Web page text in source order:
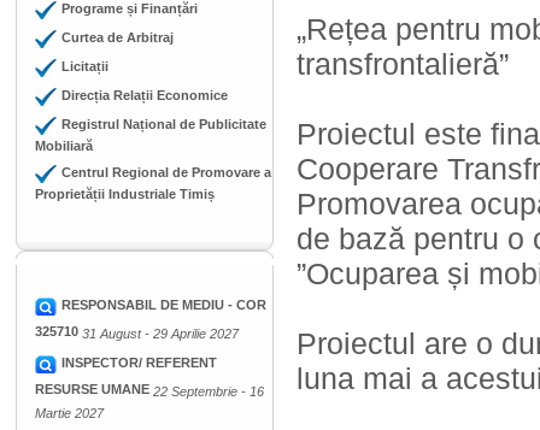
Programe și Finanțări
Curtea de Arbitraj
Licitații
Direcția Relații Economice
Registrul Național de Publicitate
Mobiliară
Centrul Regional de Promovare a
Proprietății Industriale Timiș
RESPONSABIL DE MEDIU - COR
325710 31 August - 29 Aprilie 2027
INSPECTOR/ REFERENT
RESURSE UMANE 22 Septembrie - 16
Martie 2027
„Rețea pentru
transfrontalieră”
Proiectul este
Cooperare
Promovarea
de bază pentru o
”Ocuparea și
Proiectul are o
luna mai a